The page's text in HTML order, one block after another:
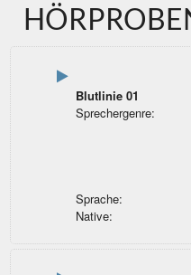
Blutlinie 01
Sprechergenre:
Sprache:
Native: